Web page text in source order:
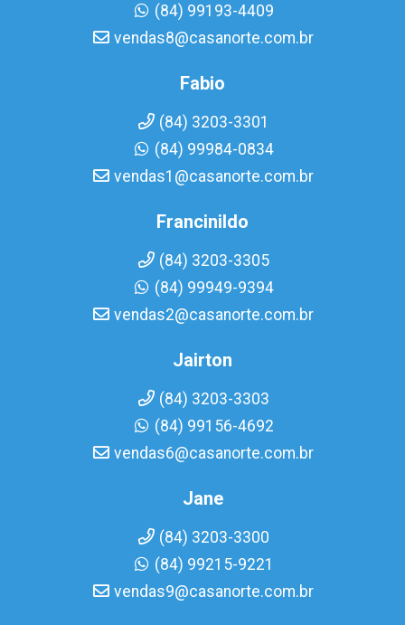
(84) 99193-4409
vendas8@casanorte.com.br
Fabio
(84) 3203-3301
(84) 99984-0834
vendas1@casanorte.com.br
Francinildo
(84) 3203-3305
(84) 99949-9394
vendas2@casanorte.com.br
Jairton
(84) 3203-3303
(84) 99156-4692
vendas6@casanorte.com.br
Jane
(84) 3203-3300
(84) 99215-9221
vendas9@casanorte.com.br